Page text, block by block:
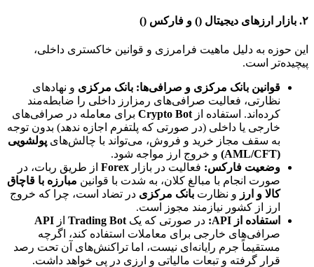
۲. بازار ارزهای دیجیتال () و فارکس ()
این حوزه به دلیل ماهیت فرامرزی و قوانین خاکستری داخلی،
پیچیده‌تر است.
قوانین بانک مرکزی و صرافی‌ها: بانک مرکزی و نهادهای
نظارتی، فعالیت صرافی‌های رمزارز داخلی را ضابطه‌مند
کرده‌اند. استفاده از Crypto Bot برای معامله در صرافی‌های
خارجی یا داخلی (در صورتی که پلتفرم اجازه ندهد) بدون توجه
به سقف مجاز خرید و فروش، می‌تواند با چالش‌های پولشویی
(AML/CFT)
و خروج ارز مواجه شود.
وضعیت فارکس: فعالیت در بازار Forex از طریق ربات، در
صورت انجام با مبالغ کلان، به شدت با قوانین مبارزه با قاچاق
کالا و ارز و نظارت بانک مرکزی در تضاد است، چرا که خروج
ارز از کشور نیازمند مجوز است.
استفاده از API:
در صورتی که یک Trading Bot از API
صرافی‌های خارجی برای معاملات استفاده کند، اگرچه
مستقیماً جرم رایانه‌ای نیست، اما تراکنش‌های آن تحت رصد
قرار گرفته و تبعات مالیاتی و ارزی در پی خواهد داشت.